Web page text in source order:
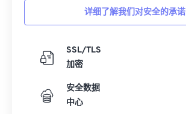
详细了解我们对安全的承诺
SSL/TLS
加密
安全数据
中心